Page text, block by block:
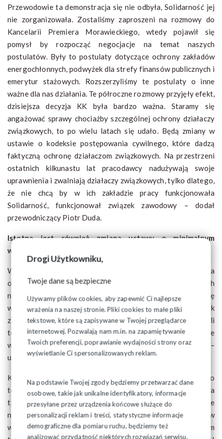
Drogi Użytkowniku,
Twoje dane są bezpieczne
Używamy plików cookies, aby zapewnić Ci najlepsze
wrażenia na naszej stronie. Pliki cookies to małe pliki
tekstowe, które są zapisywane w Twojej przeglądarce
internetowej. Pozwalają nam m.in. na zapamiętywanie
Twoich preferencji, poprawianie wydajności strony oraz
wyświetlanie Ci spersonalizowanych reklam.
Na podstawie Twojej zgody będziemy przetwarzać dane
osobowe, takie jak unikalne identyfikatory, informacje
przesyłane przez urządzenia końcowe służące do
personalizacji reklam i treści, statystyczne informacje
demograficzne dla pomiaru ruchu, będziemy też
analizować przydatność niektórych rozwiązań serwisu,
Przewodowie ta demonstracja się nie odbyła, Solidarność jej
nie zorganizowała. Zostaliśmy zaproszeni na rozmowy do
Kancelarii Premiera Morawieckiego, wtedy pojawił się
pomysł by rozpocząć negocjacje na temat naszych
postulatów. Były to postulaty dotyczące ochrony zakładów
energochłonnych, podwyżek dla strefy finansów publicznych i
emerytur stażowych. Rozszerzyliśmy te postulaty o inne
ważne dla nas działania. Te półroczne rozmowy przyjęły efekt,
dzisiejsza decyzja KK była bardzo ważna. Staramy się
angażować sprawy chociażby szczególnej ochrony działaczy
związkowych, to po wielu latach się udało. Będą zmiany w
ustawie o kodeksie postępowania cywilnego, które dadzą
faktyczną ochronę działaczom związkowych. Na przestrzeni
ostatnich kilkunastu lat pracodawcy nadużywają swoje
uprawnienia i zwalniają działaczy związkowych, tylko dlatego,
że nie chcą by w ich zakładzie pracy funkcjonowała
Solidarność, funkcjonował związek zawodowy – dodał
przewodniczący Piotr Duda.
Istotna jest również zmiana ustawy o minimalnym
wynagrodzeniu.
Wreszcie została odłączona od minimalnego wynagrodzenia
ostatnia podwiązka, czyli tzw. dodatek za pracę w warunkach
niebezpiecznych i szkodliwych. Jak dotychczas udało nam się
wysunąć zawieszkę przy minimalnym wynagrodzeniu dodatek
za pracę w warunkach nocnych, a także wysługę lat. Teraz jeśli
to porozumienie zostanie podpisane, to minimalne
wynagrodzenie jest bez żadnych dodatkowych obciążeń –
usłyszeliśmy.
Kolejna, bardzo ważna rzecz, na którą czekamy od 2008 r., bo
to rząd PO i PSL-u przyjął ustawę w Sejmie, która wygaszała
tzw. emerytury pomostowe, które dawały szansę na odejście
na zasłużony odpoczynek pracownikom, którzy pracują w
warunkach trudnych, niebezpiecznych i szkodliwych. To nam